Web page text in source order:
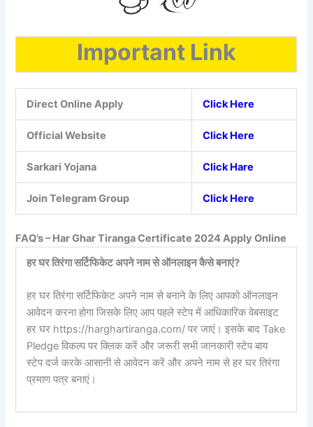
Important Link
Direct Online Apply Click Here
Official Website Click Here
Sarkari Yojana Click Hare
Join Telegram Group Click Here
FAQ’s –Har Ghar Tiranga Certificate 2024 Apply Online
हर घर तिरंगा सर्टिफिकेट अपने नाम से ऑनलाइन कैसे बनाएं?
हर घर तिरंगा सर्टिफिकेट अपने नाम से बनाने के लिए आपको ऑनलाइन
आवेदन करना होगा जिसके लिए आप पहले स्टेप में आधिकारिक वेबसाइट
हर घर https://harghartiranga.com/ पर जाएं। इसके बाद Take
Pledge विकल्प पर क्लिक करें और जरूरी सभी जानकारी स्टेप बाय
स्टेप दर्ज करके आसानी से आवेदन करें और अपने नाम से हर घर तिरंगा
प्रमाण पत्र बनाएं।